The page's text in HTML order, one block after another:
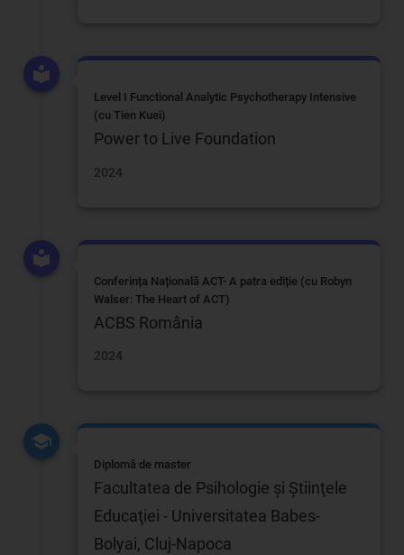
Level I Functional Analytic Psychotherapy Intensive
(cu Tien Kuei)
Power to Live Foundation
2024
Conferința Națională ACT- A patra ediție (cu Robyn
Walser: The Heart of ACT)
ACBS România
2024
Diplomă de master
Facultatea de Psihologie şi Ştiinţele
Educaţiei - Universitatea Babes-
Bolyai, Cluj-Napoca